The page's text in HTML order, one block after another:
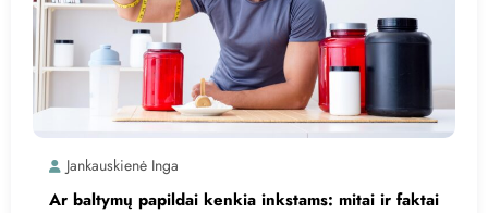
Jankauskienė Inga
Ar baltymų papildai kenkia inkstams: mitai ir faktai